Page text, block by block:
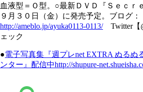
血液型＝Ｏ型。○最新ＤＶＤ『Ｓｅｃ
９月３０日（金）に発売予定。ブログ：
http://ameblo.jp/ayuka0113-0113/Twitter【
ェック
●電子写真集『週プレnet EXTRA ぬるぬ
ンター』配信中http://shupure-